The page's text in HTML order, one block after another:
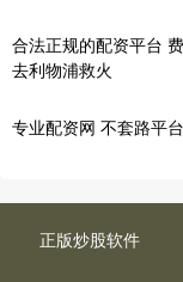
合法正规的配资平台
去利物浦救火
专业配资网 不套路平
正版炒股软件